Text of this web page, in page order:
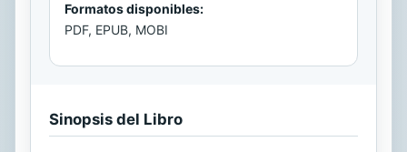
Formatos disponibles:
PDF, EPUB, MOBI
Sinopsis del Libro